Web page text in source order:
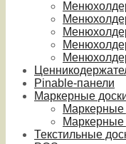
Pinable-панели
Маркерные
Маркерные
Маркерные
Текстильные